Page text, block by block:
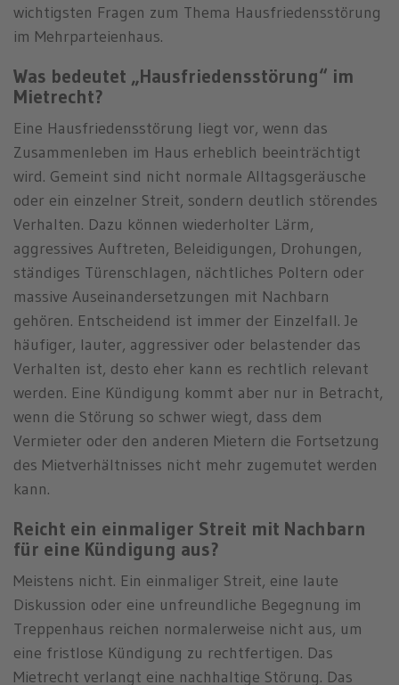
wichtigsten Fragen zum Thema Hausfriedensstörung
im Mehrparteienhaus.
Was bedeutet „Hausfriedensstörung“ im
Mietrecht?
Eine Hausfriedensstörung liegt vor, wenn das
Zusammenleben im Haus erheblich beeinträchtigt
wird. Gemeint sind nicht normale Alltagsgeräusche
oder ein einzelner Streit, sondern deutlich störendes
Verhalten. Dazu können wiederholter Lärm,
aggressives Auftreten, Beleidigungen, Drohungen,
ständiges Türenschlagen, nächtliches Poltern oder
massive Auseinandersetzungen mit Nachbarn
gehören. Entscheidend ist immer der Einzelfall. Je
häufiger, lauter, aggressiver oder belastender das
Verhalten ist, desto eher kann es rechtlich relevant
werden. Eine Kündigung kommt aber nur in Betracht,
wenn die Störung so schwer wiegt, dass dem
Vermieter oder den anderen Mietern die Fortsetzung
des Mietverhältnisses nicht mehr zugemutet werden
kann.
Reicht ein einmaliger Streit mit Nachbarn
für eine Kündigung aus?
Meistens nicht. Ein einmaliger Streit, eine laute
Diskussion oder eine unfreundliche Begegnung im
Treppenhaus reichen normalerweise nicht aus, um
eine fristlose Kündigung zu rechtfertigen. Das
Mietrecht verlangt eine nachhaltige Störung. Das